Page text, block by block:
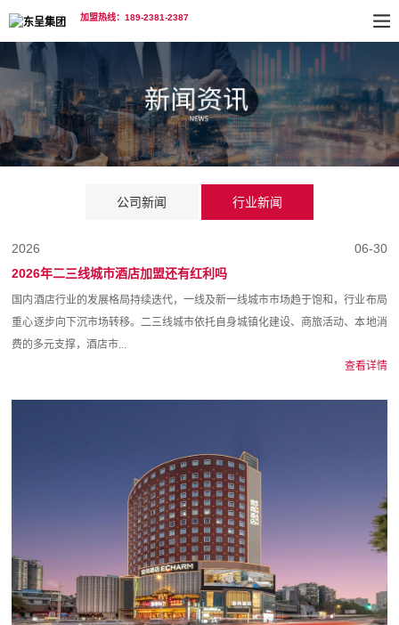
加盟热线：189-2381-2387
公司新闻 行业新闻
06-30
2026
2026年二三线城市酒店加盟还有红利吗
国内酒店行业的发展格局持续迭代，一线及新一线城市市场趋于饱和，行业布局
重心逐步向下沉市场转移。二三线城市依托自身城镇化建设、商旅活动、本地消
费的多元支撑，酒店市...
查看详情